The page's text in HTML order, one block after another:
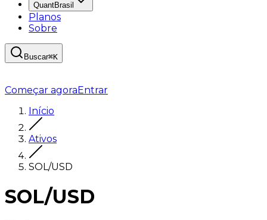
QuantBrasil
Planos
Sobre
Buscar⌘K
Começar agoraEntrar
Início
Ativos
SOL/USD
SOL/USD